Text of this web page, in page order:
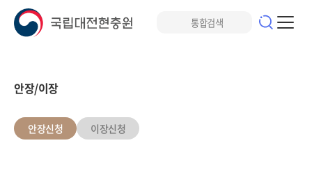
안장/이장
안장신청 이장신청